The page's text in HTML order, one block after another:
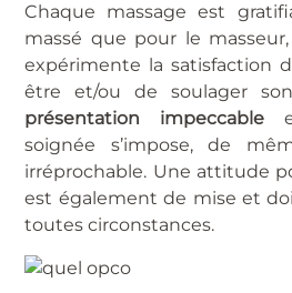
Chaque massage est
massé que pour le
expérimente la satisfaction
être et/ou de soulager
présentation impeccableet
soignée s’impose, de
irréprochable. Une attitude
est également de mise et
toutes circonstances.